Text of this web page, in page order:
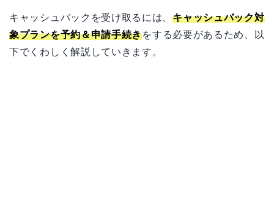
キャッシュバックを受け取るには、キャッシュバック対
象プランを予約＆申請手続きをする必要があるため、以
下でくわしく解説していきます。